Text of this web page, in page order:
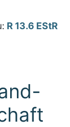
R 13.6 EStR